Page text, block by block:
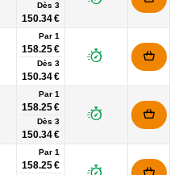
Dès 3
150.34 €
Par 1
158.25 €
Dès 3
150.34 €
Par 1
158.25 €
Dès 3
150.34 €
Par 1
158.25 €